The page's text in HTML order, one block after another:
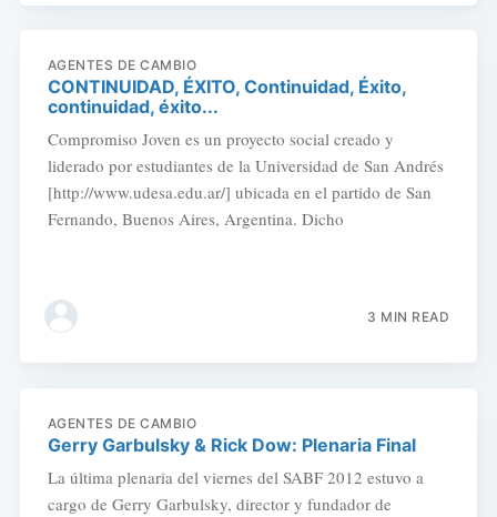
AGENTES DE CAMBIO
CONTINUIDAD, ÉXITO, Continuidad, Éxito,
continuidad, éxito...
Compromiso Joven es un proyecto social creado y
liderado por estudiantes de la Universidad de San Andrés
[http://www.udesa.edu.ar/] ubicada en el partido de San
Fernando, Buenos Aires, Argentina. Dicho
3 MIN READ
AGENTES DE CAMBIO
Gerry Garbulsky & Rick Dow: Plenaria Final
La última plenaria del viernes del SABF 2012 estuvo a
cargo de Gerry Garbulsky, director y fundador de